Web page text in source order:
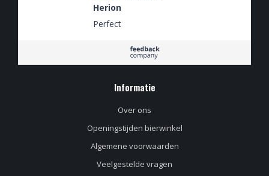
Herion
Perfect
Informatie
Over ons
Openingstijden bierwinkel
Algemene voorwaarden
Veelgestelde vragen